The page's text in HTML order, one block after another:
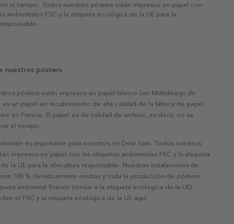
el tiempo. Todos nuestros pósters están impresos en papel con
ambientales FSC y la etiqueta ecológica de la UE para la
nuestros pósters
pósters están impresos en papel blanco liso Multidesign de
es un papel sin recubrimiento de alta calidad de la fábrica de papel
en Francia. El papel es de calidad de archivo, es decir, no se
el tiempo.
es importante para nosotros en Dear Sam. Todos nuestros
impresos en papel con las etiquetas ambientales FSC y la etiqueta
la UE para la silvicultura responsable. Nuestras instalaciones de
100 % climáticamente neutras y toda la producción de pósters
ambiental Svanen (similar a la etiqueta ecológica de la UE).
el FSC y la etiqueta ecológica de la UE aquí.